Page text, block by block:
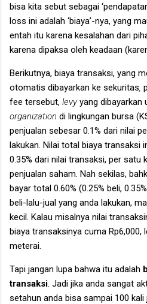
bisa kita sebut sebagai
loss ini adalah ‘biaya’-nya, yang
entah itu karena kesalahan dari
karena dipaksa oleh keadaan
Berikutnya, biaya transaksi, yang
otomatis dibayarkan ke sekuritas
fee tersebut, levyyang dibayarkan
organization di lingkungan bursa
penjualan sebesar 0.1% dari nilai
lakukan. Nilai total biaya transaksi
0.35% dari nilai transaksi, per satu
penjualan saham. Nah sekilas,
bayar total 0.60% (0.25% beli,
beli-lalu-jual yang anda lakukan,
kecil. Kalau misalnya nilai
biaya transaksinya cuma Rp6,000,
meterai.
Tapi jangan lupa bahwa itu adalah
transaksi . Jadi jika anda sangat
setahun anda bisa sampai 100